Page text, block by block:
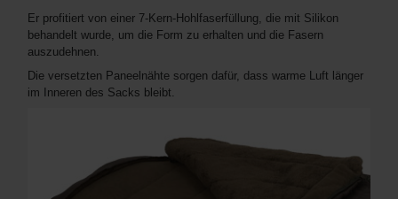
Er profitiert von einer 7-Kern-Hohlfaserfüllung, die mit Silikon
behandelt wurde, um die Form zu erhalten und die Fasern
auszudehnen.
Die versetzten Paneelnähte sorgen dafür, dass warme Luft länger
im Inneren des Sacks bleibt.